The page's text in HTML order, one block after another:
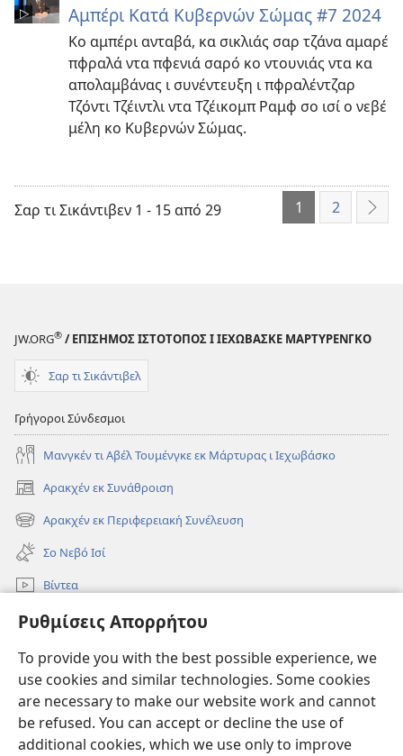
Ρυθμίσεις Απορρήτου
To provide you with the best possible experience, we
use cookies and similar technologies. Some cookies
are necessary to make our website work and cannot
be refused. You can accept or decline the use of
additional cookies, which we use only to improve
Αμπέρι Κατά Κυβερνών Σώμας #7 2024
Κο αμπέρι ανταβά, κα σικλιάς σαρ τζάνα αμαρέ
πφραλά ντα πφενιά σαρό κο ντουνιάς ντα κα
απολαμβάνας ι συνέντευξη ι πφραλέντζαρ
Τζόντι Τζέιντλι ντα Τζέικομπ Ραμφ σο ισί ο νεβέ
μέλη κο Κυβερνών Σώμας.
Σαρ τι Σικάντιβεν 1 - 15 από 29 1 2
JW.ORG® / ΕΠΙΣΗΜΟΣ ΙΣΤΟΤΟΠΟΣ Ι ΙΕΧΩΒΑΣΚΕ ΜΑΡΤΥΡΕΝΓΚΟ
Σαρ τι Σικάντιβελ
Γρήγοροι Σύνδεσμοι
Μανγκέν τι Αβέλ Τουμένγκε εκ Μάρτυρας ι Ιεχωβάσκο
Αρακχέν εκ Συνάθροιση
(ανοίγει
νέο
παράθυρο)
Αρακχέν εκ Περιφερειακή Συνέλευση
(ανοίγει
νέο
παράθυρο)
Σο Νεβό Ισί
Βίντεα
Ρόντεν
Συνεισφορές
(ανοίγει
νέο
παράθυρο)Σκοπιά ΒΙΒΛΙΟΘΗΚΗ ΚΟ ΙΝΤΕΡΝΕΤ™
(ανοίγει
νέο
®